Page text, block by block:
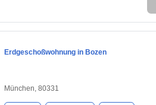
Erdgeschoßwohnung in Bozen
München, 80331